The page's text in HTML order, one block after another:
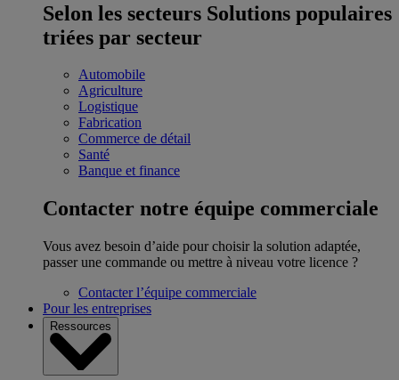
Selon les secteurs Solutions populaires
triées par secteur
Automobile
Agriculture
Logistique
Fabrication
Commerce de détail
Santé
Banque et finance
Contacter notre équipe commerciale
Vous avez besoin d’aide pour choisir la solution adaptée,
passer une commande ou mettre à niveau votre licence ?
Contacter l’équipe commerciale
Pour les entreprises
Ressources